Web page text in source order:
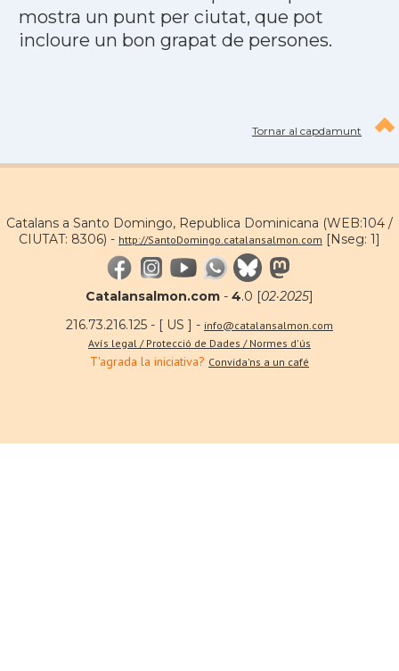
mostra un punt per ciutat, que pot
incloure un bon grapat de persones.
Tornar al capdamunt
Catalans a Santo Domingo, Republica Dominicana (WEB:104 /
CIUTAT: 8306) - http://SantoDomingo.catalansalmon.com [Nseg: 1]
Catalansalmon.com - 4.0 [02·2025]
216.73.216.125 - [ US ] - info@catalansalmon.com
Avís legal / Protecció de Dades / Normes d'ús
T'agrada la iniciativa? Convida'ns a un café